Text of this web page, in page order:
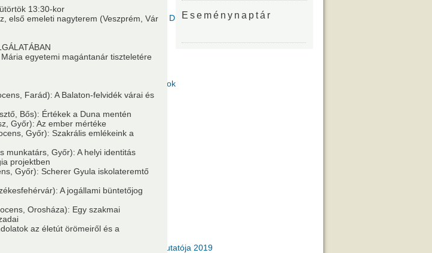
Pannon Tudományos Nap PhD Díjazottjai
képviselők Szavazati jogú tagok
2017 Év Kutatója 2019
13:30-kor
első emeleti nagyterem (Veszprém, Vár
egyetemi magántanár tiszteletére
Farád): A Balaton-felvidék várai és
Bős): Értékek a Duna mentén
Győr): Az ember mértéke
Győr): Szakrális emlékeink a
munkatárs, Győr): A helyi identitás
projektben
Győr): Scherer Gyula iskolateremtő
A jogállami büntetőjog
Orosháza): Egy szakmai
az életút örömeiről és a
Eseménynaptár